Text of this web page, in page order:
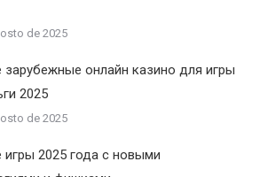
de 2025
зарубежные онлайн казино для игры
2025
de 2025
игры 2025 года с новыми